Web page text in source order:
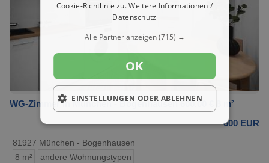
WG-Zimmer in München - Bogenhausen 600,00 € 8 m²
600 EUR
81927 München - Bogenhausen
8 m²
andere Wohnungstypen
Cookie-Richtlinie zu.Weitere Informationen /
Datenschutz
Alle Partner anzeigen(715) →
OK
EINSTELLUNGEN ODER ABLEHNEN